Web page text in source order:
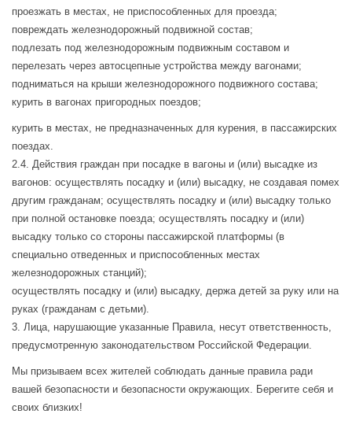
проезжать в местах, не приспособленных для проезда;
повреждать железнодорожный подвижной состав;
подлезать под железнодорожным подвижным составом и
перелезать через автосцепные устройства между вагонами;
подниматься на крыши железнодорожного подвижного состава;
курить в вагонах пригородных поездов;
курить в местах, не предназначенных для курения, в пассажирских
поездах.
2.4. Действия граждан при посадке в вагоны и (или) высадке из
вагонов: осуществлять посадку и (или) высадку, не создавая помех
другим гражданам; осуществлять посадку и (или) высадку только
при полной остановке поезда; осуществлять посадку и (или)
высадку только со стороны пассажирской платформы (в
специально отведенных и приспособленных местах
железнодорожных станций);
осуществлять посадку и (или) высадку, держа детей за руку или на
руках (гражданам с детьми).
3. Лица, нарушающие указанные Правила, несут ответственность,
предусмотренную законодательством Российской Федерации.
Мы призываем всех жителей соблюдать данные правила ради
вашей безопасности и безопасности окружающих. Берегите себя и
своих близких!